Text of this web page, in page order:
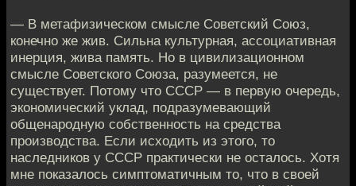
— В метафизическом смысле Советский Союз,
конечно же жив. Сильна культурная, ассоциативная
инерция, жива память. Но в цивилизационном
смысле Советского Союза, разумеется, не
существует. Потому что СССР — в первую очередь,
экономический уклад, подразумевающий
общенародную собственность на средства
производства. Если исходить из этого, то
наследников у СССР практически не осталось. Хотя
мне показалось симптоматичным то, что в своей